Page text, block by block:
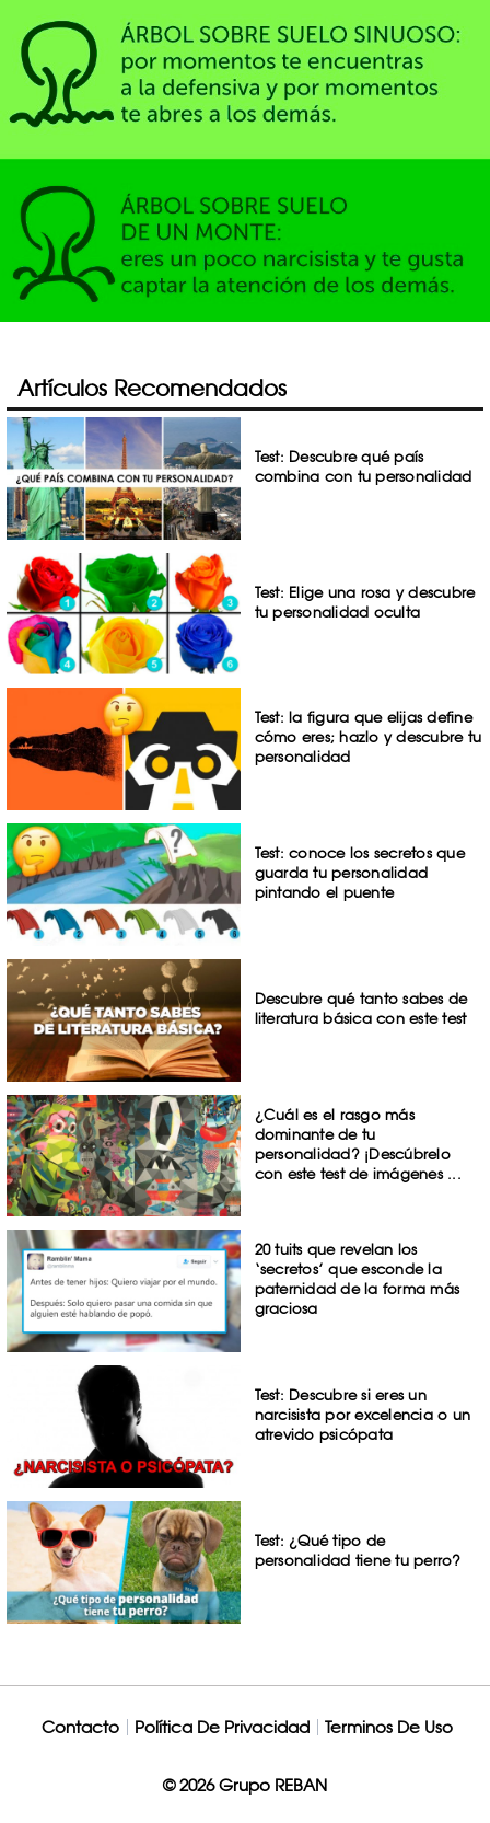
Artículos Recomendados
Test: Descubre qué país
combina con tu personalidad
Test: Elige una rosa y descubre
tu personalidad oculta
Test: la figura que elijas define
cómo eres; hazlo y descubre tu
personalidad
Test: conoce los secretos que
guarda tu personalidad
pintando el puente
Descubre qué tanto sabes de
literatura básica con este test
¿Cuál es el rasgo más
dominante de tu
personalidad? ¡Descúbrelo
con este test de imágenes ...
20 tuits que revelan los
‘secretos’ que esconde la
paternidad de la forma más
graciosa
Test: Descubre si eres un
narcisista por excelencia o un
atrevido psicópata
Test: ¿Qué tipo de
personalidad tiene tu perro?
Contacto Política De Privacidad Terminos De Uso
© 2026 Grupo REBAN